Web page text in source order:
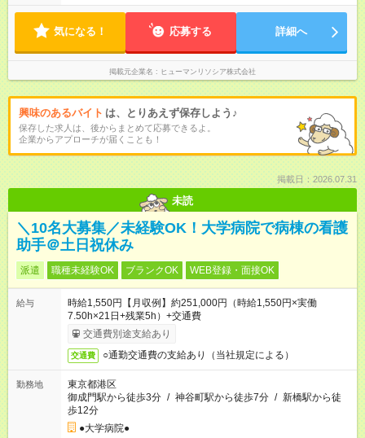
気になる！ 応募する 詳細へ
掲載元企業名 ヒューマンリソシア株式会社
興味のあるバイト は、とりあえず保存しよう♪
保存した求人は、後からまとめて応募できるよ。
企業からアプローチが届くことも！
掲載日：2026.07.31
未読
＼10名大募集／未経験OK！大学病院で病棟の看護
助手＠土日祝休み
派遣 職種未経験OK ブランクOK WEB登録・面接OK
給与
時給1,550円【月収例】約251,000円（時給1,550円×実働
7.50h×21日+残業5h）+交通費
交通費別途支給あり
交通費 ○通勤交通費の支給あり（当社規定による）
勤務地
東京都港区
御成門駅から徒歩3分 / 神谷町駅から徒歩7分 / 新橋駅から徒
歩12分
●大学病院●